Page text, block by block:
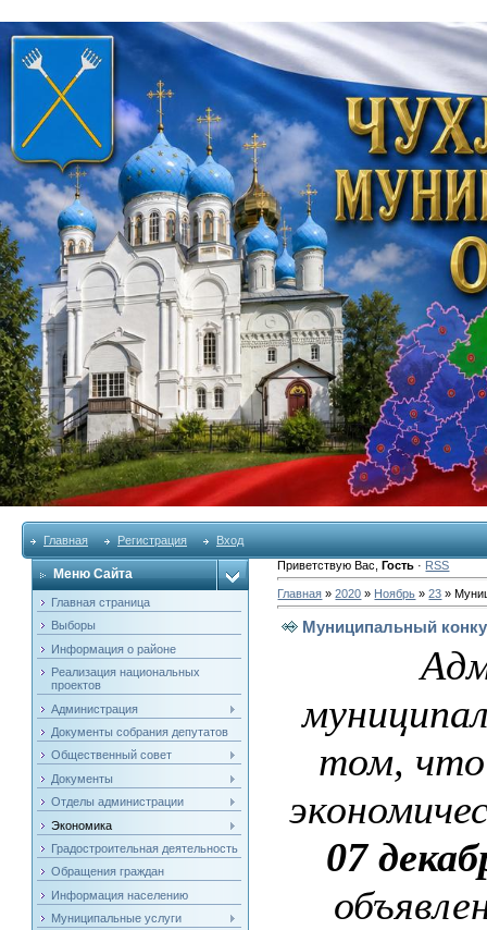
Главная Регистрация Вход
Меню Сайта
Главная страница
Выборы
Информация о районе
Реализация национальных
проектов
Администрация
Документы собрания депутатов
Общественный совет
Документы
Отделы администрации
Экономика
Градостроительная деятельность
Обращения граждан
Информация населению
Муниципальные услуги
Приветствую Вас ,Гость · RSS
Главная »2020 » Ноябрь » 23 »
Муниципальный
том, что
07